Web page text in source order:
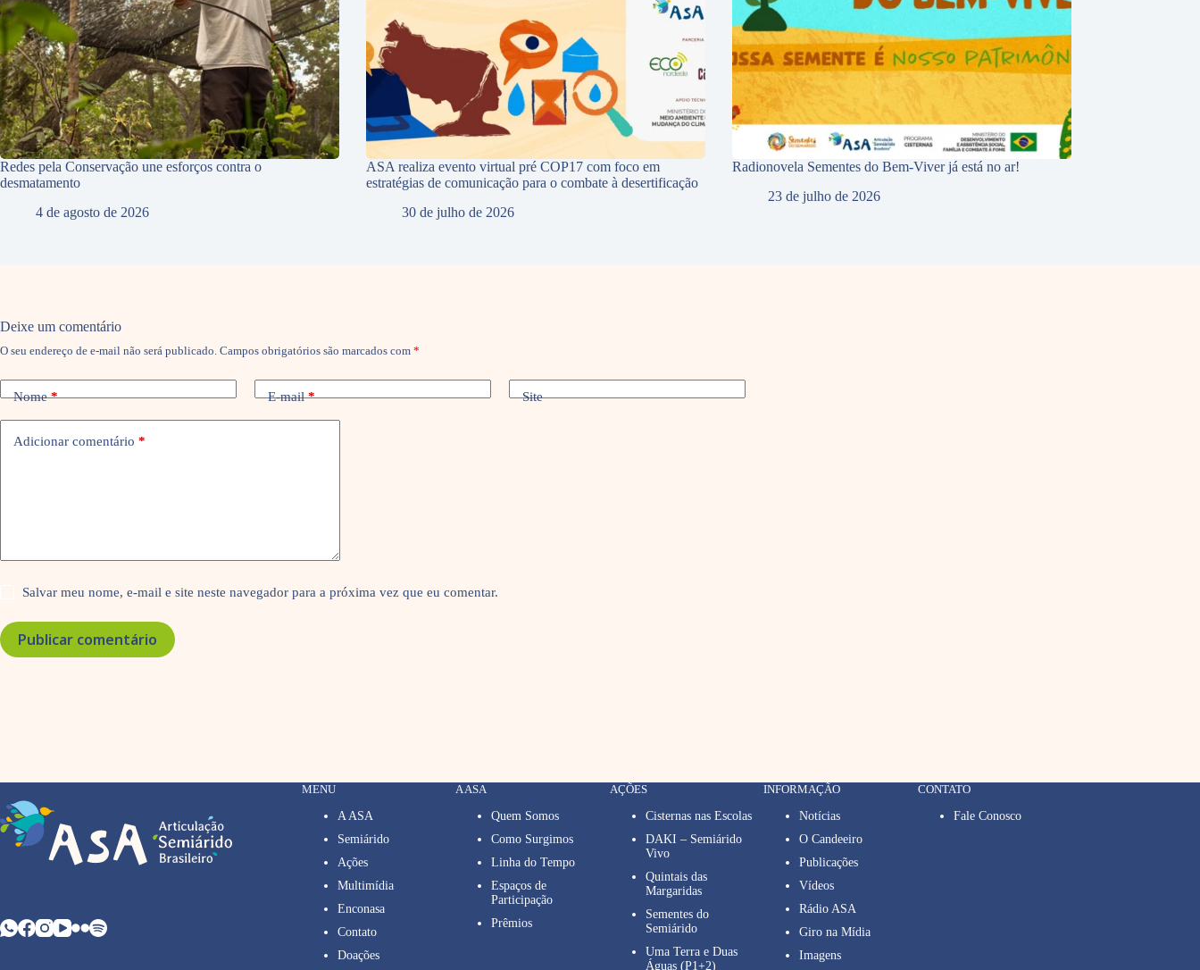
Redes pela Conservação une esforços contra o
desmatamento
4 de agosto de 2026
ASA realiza evento virtual pré COP17 com foco em
estratégias de comunicação para o combate à desertificação
30 de julho de 2026
Radionovela Sementes do Bem-Viver já está no ar!
23 de julho de 2026
Deixe um comentário
O seu endereço de e-mail não será publicado. Campos obrigatórios são marcados com *
Nome* E-mail* Site
Adicionar comentário *
Salvar meu nome, e-mail e site neste navegador para a próxima vez que eu comentar.
Publicar comentário
MENU
A ASA
Semiárido
Ações
Multimídia
Enconasa
Contato
Doações
A ASA
Quem Somos
Como Surgimos
Linha do Tempo
Espaços de
Participação
Prêmios
AÇÕES
Cisternas nas Escolas
DAKI – Semiárido
Vivo
Quintais das
Margaridas
Sementes do
Semiárido
Uma Terra e Duas
Águas (P1+2)
INFORMAÇÃO
Notícias
O Candeeiro
Publicações
Vídeos
Rádio ASA
Giro na Mídia
Imagens
CONTATO
Fale Conosco